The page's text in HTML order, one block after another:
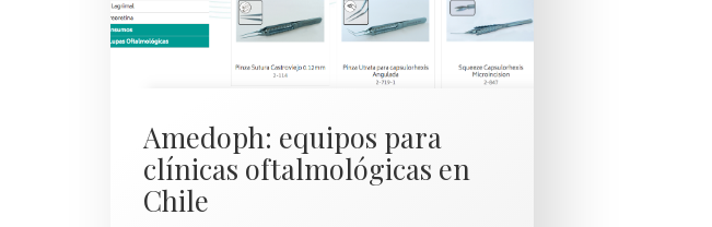
Amedoph: equipos para
clínicas oftalmológicas en
Chile